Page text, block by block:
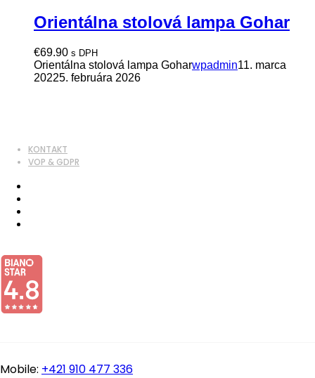
Orientálna stolová lampa Gohar
€69.90 s DPH
Orientálna stolová lampa Goharwpadmin11. marca
20225. februára 2026
KONTAKT
VOP & GDPR
Mobile: +421 910 477 336